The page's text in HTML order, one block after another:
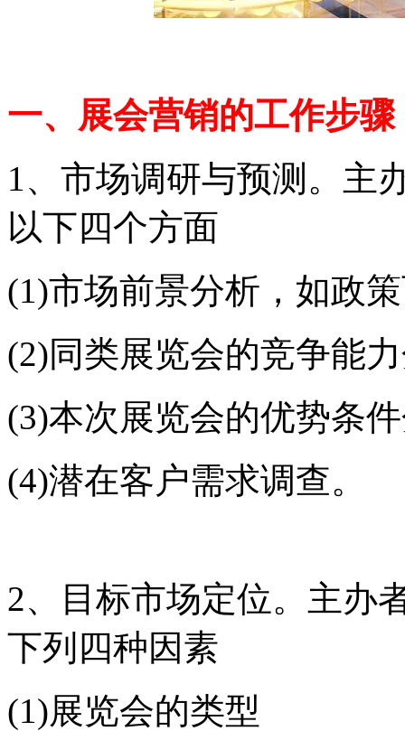
一、展会营销的工作步骤
1、市场调研与预测。主
以下四个方面
(1)市场前景分析，如政
(2)同类展览会的竞争能
(3)本次展览会的优势条
(4)潜在客户需求调查。
2、目标市场定位。主办
下列四种因素
(1)展览会的类型